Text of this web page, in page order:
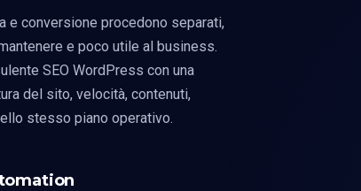
e conversione procedono separati,
e poco utile al business.
SEO WordPress con una
del sito, velocità, contenuti,
stesso piano operativo.